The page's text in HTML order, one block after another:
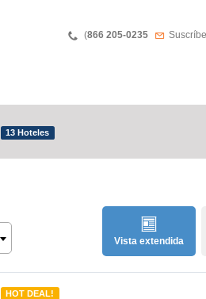
Phone
(866 205-0235 Boletín
13 Hoteles
Vista extendida
HOT DEAL!